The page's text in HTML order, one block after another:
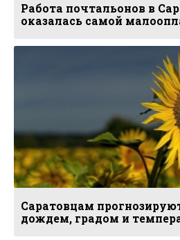
Работа почтальонов в
оказалась самой
Саратовцам
дождем, градом и